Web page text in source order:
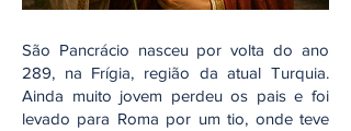
São Pancrácio nasceu por volta do ano
289, na Frígia, região da atual Turquia.
Ainda muito jovem perdeu os pais e foi
levado para Roma por um tio, onde teve